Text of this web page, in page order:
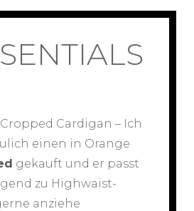
Cardigan – Ich
einen in Orange
gekauft und er passt
zu Highwaist-
anziehe